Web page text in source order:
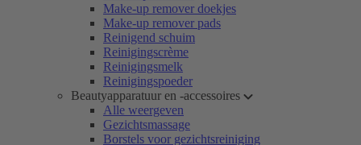
Make-up remover doekjes
Make-up remover pads
Reinigend schuim
Reinigingscrème
Reinigingsmelk
Reinigingspoeder
Beautyapparatuur en -accessoires
Alle weergeven
Gezichtsmassage
Borstels voor gezichtsreiniging